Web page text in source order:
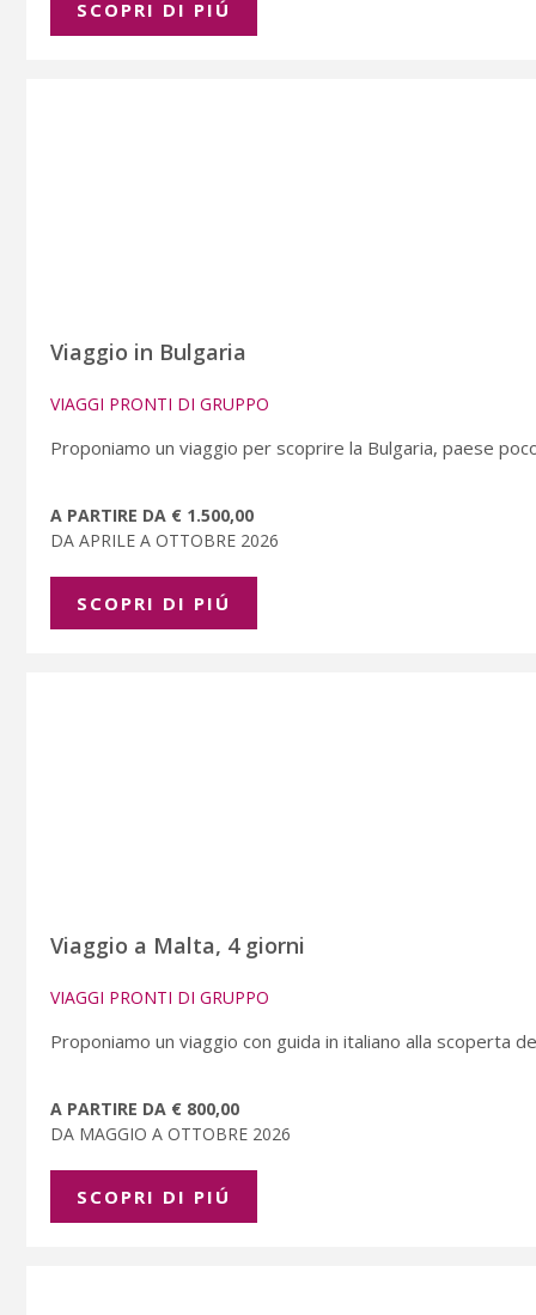
SCOPRI DI PIÚ
Viaggio in Bulgaria
VIAGGI PRONTI DI GRUPPO
Proponiamo un viaggio per scoprire la Bulgaria, paese
A PARTIRE DA € 1.500,00
DA APRILE A OTTOBRE 2026
SCOPRI DI PIÚ
Viaggio a Malta, 4 giorni
VIAGGI PRONTI DI GRUPPO
Proponiamo un viaggio con guida in italiano alla scoperta
A PARTIRE DA € 800,00
DA MAGGIO A OTTOBRE 2026
SCOPRI DI PIÚ